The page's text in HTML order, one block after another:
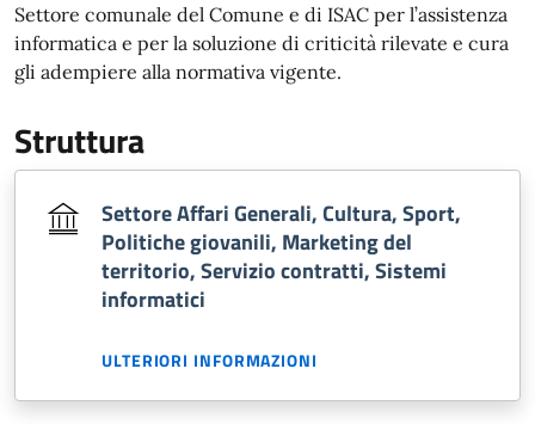
Settore comunale del Comune e di ISAC per l’assistenza
informatica e per la soluzione di criticità rilevate e cura
gli adempiere alla normativa vigente.
Struttura
Settore Affari Generali, Cultura, Sport,
Politiche giovanili, Marketing del
territorio, Servizio contratti, Sistemi
informatici
ULTERIORI INFORMAZIONI